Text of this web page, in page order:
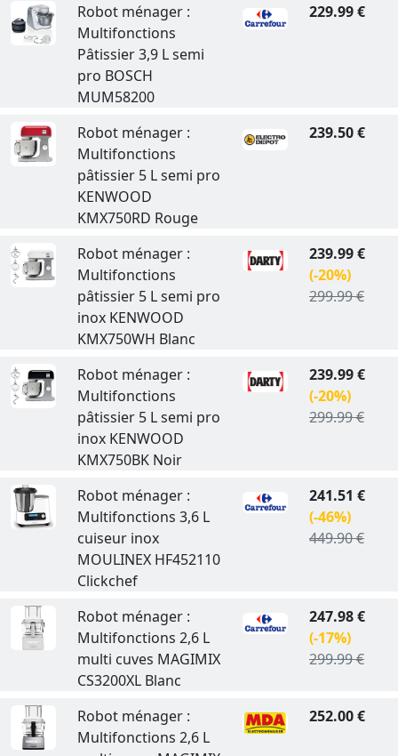
Robot ménager :
Multifonctions
Pâtissier 3,9 L semi
pro BOSCH
MUM58200
229.99 €
Robot ménager :
Multifonctions
pâtissier 5 L semi pro
KENWOOD
KMX750RD Rouge
239.50 €
Robot ménager :
Multifonctions
pâtissier 5 L semi pro
inox KENWOOD
KMX750WH Blanc
239.99 €
(-20%)
299.99 €
Robot ménager :
Multifonctions
pâtissier 5 L semi pro
inox KENWOOD
KMX750BK Noir
239.99 €
(-20%)
299.99 €
Robot ménager :
Multifonctions 3,6 L
cuiseur inox
MOULINEX HF452110
Clickchef
241.51 €
(-46%)
449.90 €
Robot ménager :
Multifonctions 2,6 L
multi cuves MAGIMIX
CS3200XL Blanc
247.98 €
(-17%)
299.99 €
Robot ménager :
Multifonctions 2,6 L
252.00 €